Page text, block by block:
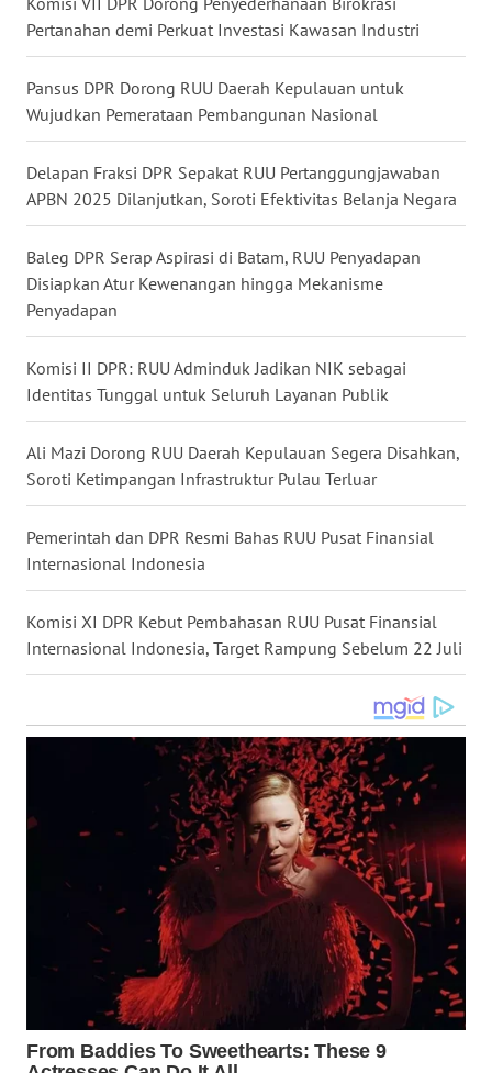
Pertanahan demi Perkuat Investasi Kawasan Industri
Pansus DPR Dorong RUU Daerah Kepulauan untuk
Wujudkan Pemerataan Pembangunan Nasional
Delapan Fraksi DPR Sepakat RUU Pertanggungjawaban
APBN 2025 Dilanjutkan, Soroti Efektivitas Belanja Negara
Baleg DPR Serap Aspirasi di Batam, RUU Penyadapan
Disiapkan Atur Kewenangan hingga Mekanisme
Penyadapan
Komisi II DPR: RUU Adminduk Jadikan NIK sebagai
Identitas Tunggal untuk Seluruh Layanan Publik
Ali Mazi Dorong RUU Daerah Kepulauan Segera Disahkan,
Soroti Ketimpangan Infrastruktur Pulau Terluar
Pemerintah dan DPR Resmi Bahas RUU Pusat Finansial
Internasional Indonesia
Komisi XI DPR Kebut Pembahasan RUU Pusat Finansial
Internasional Indonesia, Target Rampung Sebelum 22 Juli
WN
WN
WN
WN
BALI
KALBAR
KALTENG
KALTARA
WN
KALSEL
WN
WN
MALUKU